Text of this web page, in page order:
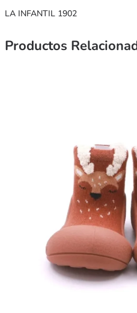
LA INFANTIL 1902
Productos